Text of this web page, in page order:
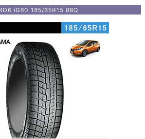
iG60 185/65R15 88Q